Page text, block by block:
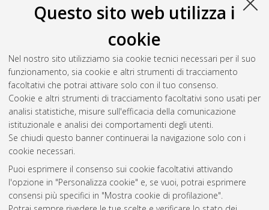
Questo sito web utilizza i
cookie
Nel nostro sito utilizziamo sia cookie tecnici necessari per il suo
funzionamento, sia cookie e altri strumenti di tracciamento
facoltativi che potrai attivare solo con il tuo consenso.
Cookie e altri strumenti di tracciamento facoltativi sono usati per
analisi statistiche, misure sull'efficacia della comunicazione
istituzionale e analisi dei comportamenti degli utenti.
Se chiudi questo banner continuerai la navigazione solo con i
cookie necessari.
Puoi esprimere il consenso sui cookie facoltativi attivando
l'opzione in "Personalizza cookie" e, se vuoi, potrai esprimere
consensi più specifici in "Mostra cookie di profilazione".
Salva citazione
Condividi
Il full-text non è disponibile per scelta dell'autore. (
Abstract
Altri metadati
Gestione del documento:
Atom
Rss 1.0